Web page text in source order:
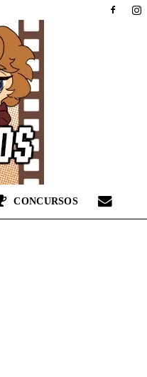
CONCURSOS